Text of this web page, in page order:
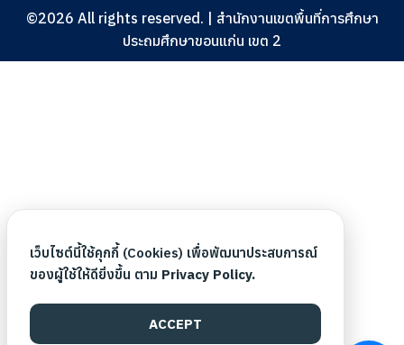
©2026 All rights reserved. | สำนักงานเขตพื้นที่การศึกษา
ประถมศึกษาขอนแก่น เขต 2
เว็บไซต์นี้ใช้คุกกี้ (Cookies) เพื่อพัฒนาประสบการณ์
ของผู้ใช้ให้ดียิ่งขึ้น ตาม Privacy Policy.
ACCEPT